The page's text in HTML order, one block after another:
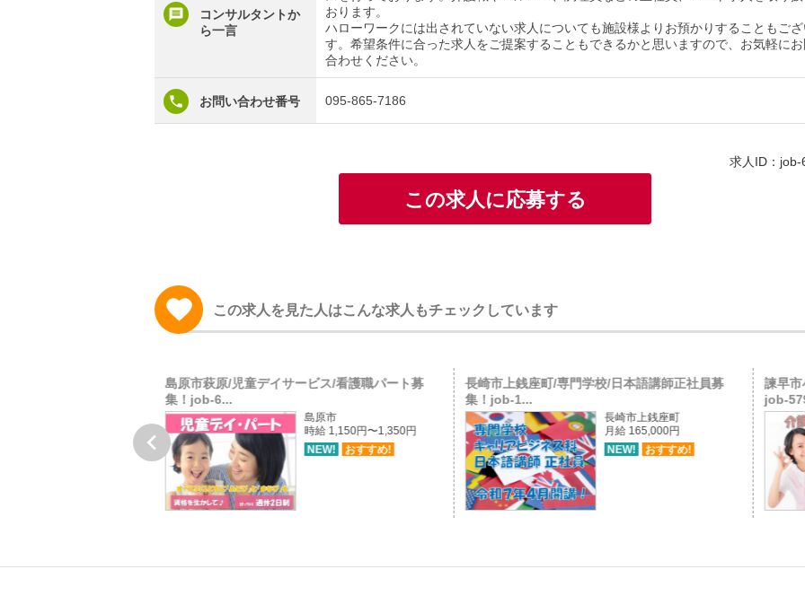
コンサルタントか
ら一言
おります。
ハローワークには出されていない求人についても施設様よりお預かりすることもご
す。希望条件に合った求人をご提案することもできるかと思いますので、お気軽に
合わせください。
お問い合わせ番号 095-865-7186
求人ID：job-
この求人に応募する
この求人を見た人はこんな求人もチェックしています
月給 157,356円〜180,000円
島原市萩原/児童デイサービス/看護職パート募
集！job-6...
島原市
時給 1,150円〜1,350円
NEW!
おすすめ!
長崎市上銭座町/専門学校/日本語講師正社員募
集！job-1...
長崎市上銭座町
月給 165,000円
NEW!
おすすめ!
諫早市
job-
